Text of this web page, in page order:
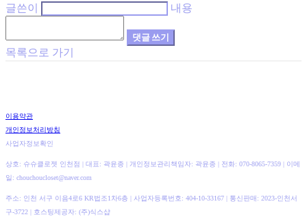
글쓴이
내용
댓글 쓰기
목록으로 가기
이용약관
개인정보처리방침
사업자정보확인
상호: 슈슈클로젯 인천점 | 대표: 곽윤종 | 개인정보관리책임자: 곽윤종 | 전화: 070-8065-7359 | 이메
일: chouchoucloset@naver.com
주소: 인천 서구 이음4로6 KR법조1차6층 | 사업자등록번호: 404-10-33167 | 통신판매: 2023-인천서
구-3722 | 호스팅제공자: (주)식스샵